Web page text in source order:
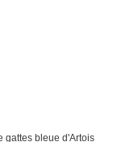
gattes bleue d'Artois